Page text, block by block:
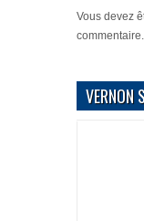
Vous devez
commentaire.
VERNON